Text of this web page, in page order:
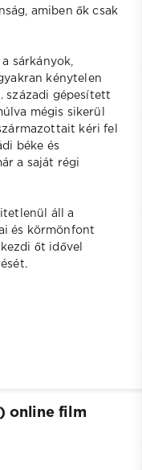
amiben ők csak
sárkányok,
kénytelen
századi gépesített
mégis sikerül
kéri fel
béke és
a saját régi
áll a
és körmönfont
őt idővel
online film